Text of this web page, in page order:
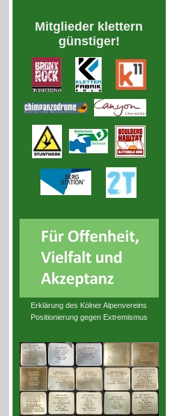
Mitglieder klettern
günstiger!
Erklärung des Kölner Alpenvereins
Positionierung gegen Extremismus